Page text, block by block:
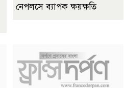
নেপলসে ব্যাপক ক্ষয়ক্ষতি